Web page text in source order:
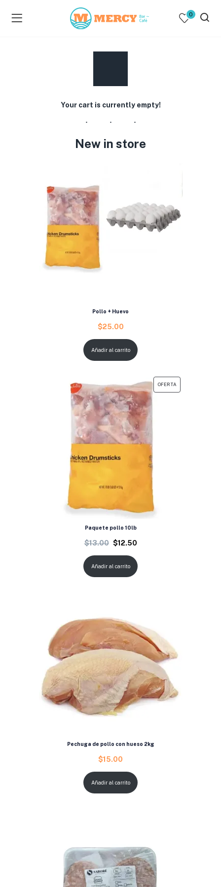
0
Your cart is currently empty!
New in store
Pollo + Huevo
$25.00
Añadir al carrito
OFERTA
Paquete pollo 10lb
$13.00 $12.50
Añadir al carrito
Pechuga de pollo con hueso 2kg
$15.00
Añadir al carrito